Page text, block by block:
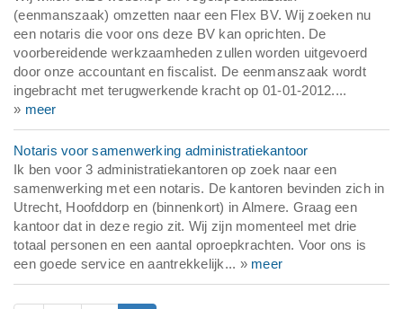
(eenmanszaak) omzetten naar een Flex BV. Wij zoeken nu
een notaris die voor ons deze BV kan oprichten. De
voorbereidende werkzaamheden zullen worden uitgevoerd
door onze accountant en fiscalist. De eenmanszaak wordt
ingebracht met terugwerkende kracht op 01-01-2012....
» meer
Notaris voor samenwerking administratiekantoor
Ik ben voor 3 administratiekantoren op zoek naar een
samenwerking met een notaris. De kantoren bevinden zich in
Utrecht, Hoofddorp en (binnenkort) in Almere. Graag een
kantoor dat in deze regio zit. Wij zijn momenteel met drie
totaal personen en een aantal oproepkrachten. Voor ons is
een goede service en aantrekkelijk... » meer